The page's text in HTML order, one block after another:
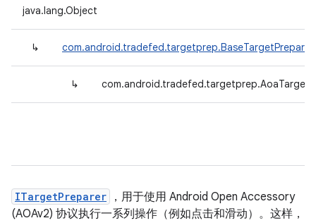
java.lang.Object
↳ com.android.tradefed.targetprep.BaseTargetPreparer
↳
ITargetPreparer
，用于使用 Android Open Accessory
(AOAv2) 协议执行一系列操作（例如点击和滑动）。这样，